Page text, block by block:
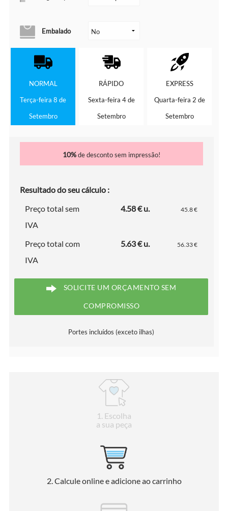
Embalado
NORMAL
Terça-feira 8 de
Setembro
RÁPIDO
Sexta-feira 4 de
Setembro
EXPRESS
Quarta-feira 2 de
Setembro
10%de desconto sem impressão!
Resultado do seu cálculo :
Preço total sem
IVA
4.58 € u. 45.8 €
Preço total com
IVA
5.63 € u. 56.33 €
SOLICITE UM ORÇAMENTO SEM
COMPROMISSO
Portes incluídos (exceto ilhas)
1 . Escolha
a sua peça
2. Calcule online e adicione ao carrinho